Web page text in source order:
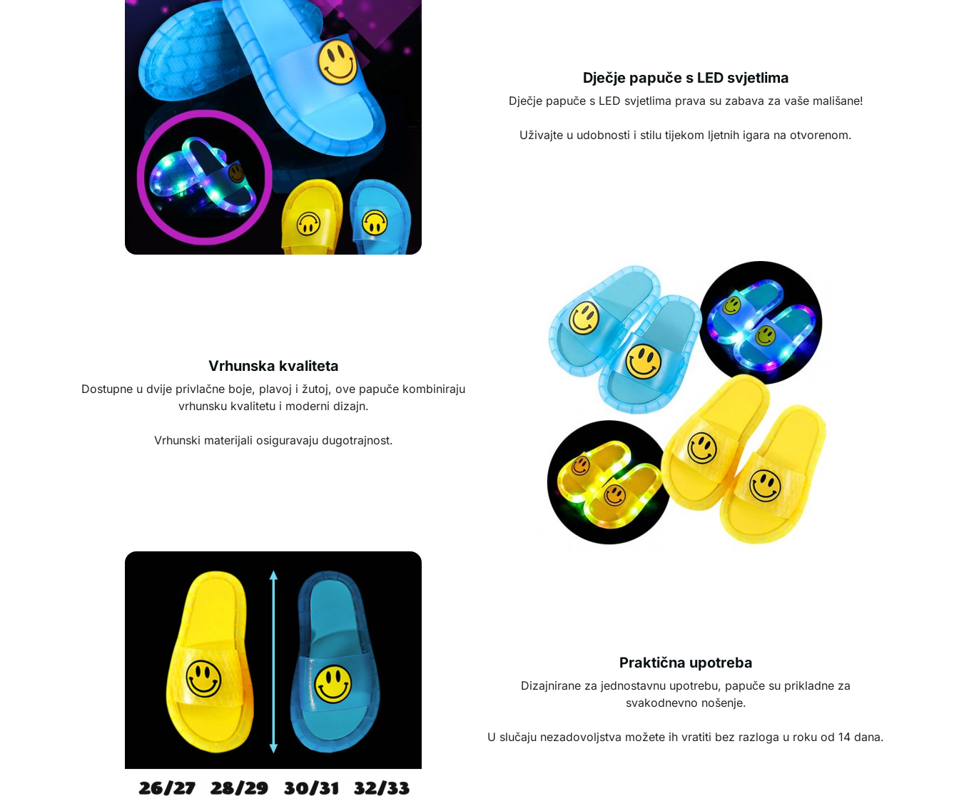
Dječje papuče s LED svjetlima
Dječje papuče s LED svjetlima prava su zabava za vaše mališane!
Uživajte u udobnosti i stilu tijekom ljetnih igara na otvorenom.
Vrhunska kvaliteta
Dostupne u dvije privlačne boje, plavoj i žutoj, ove papuče kombiniraju
vrhunsku kvalitetu i moderni dizajn.
Vrhunski materijali osiguravaju dugotrajnost.
Praktična upotreba
Dizajnirane za jednostavnu upotrebu, papuče su prikladne za
svakodnevno nošenje.
U slučaju nezadovoljstva možete ih vratiti bez razloga u roku od 14 dana.